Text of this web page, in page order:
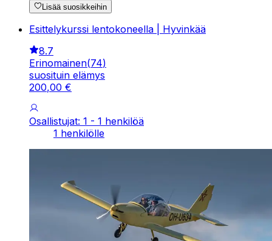
Lisää suosikkeihin
Esittelykurssi lentokoneella | Hyvinkää
8.7
Erinomainen(74)
suosituin elämys
200,00 €
Osallistujat: 1 - 1 henkilöä
1 henkilölle